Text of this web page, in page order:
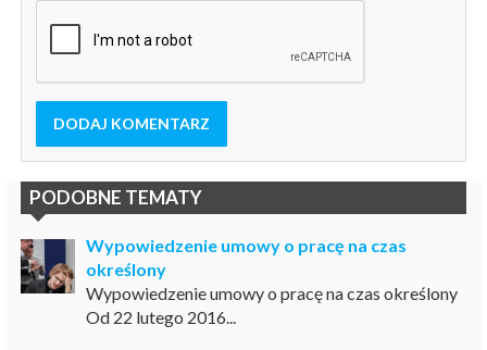
DODAJ KOMENTARZ
PODOBNE TEMATY
Wypowiedzenie umowy o pracę na czas
określony
Wypowiedzenie umowy o pracę na czas określony
Od 22 lutego 2016...